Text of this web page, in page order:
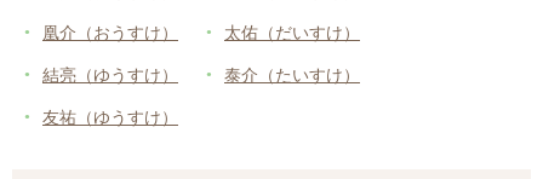
凰介（おうすけ）
結亮（ゆうすけ）
友祐（ゆうすけ）
太佑（だいすけ）
泰介（たいすけ）